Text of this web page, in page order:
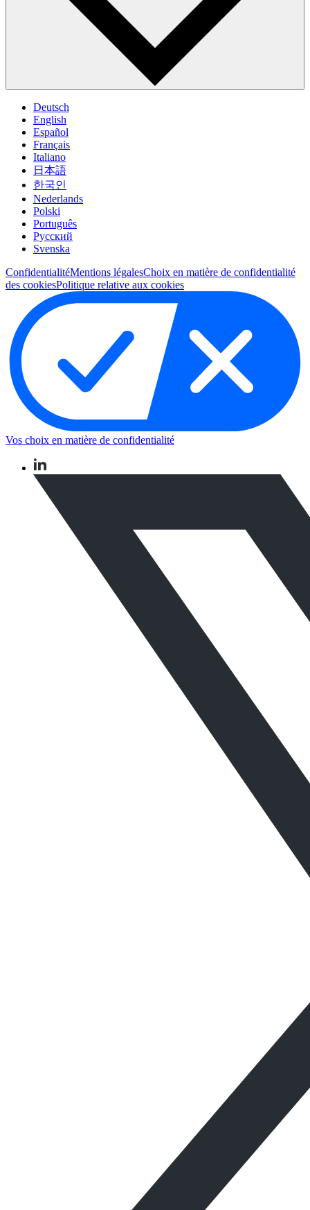
Deutsch
English
Español
Français
Italiano
日本語
한국인
Nederlands
Polski
Português
Pусский
Svenska
ConfidentialitéMentions légalesChoix en matière de confidentialité
des cookiesPolitique relative aux cookies
Vos choix en matière de confidentialité